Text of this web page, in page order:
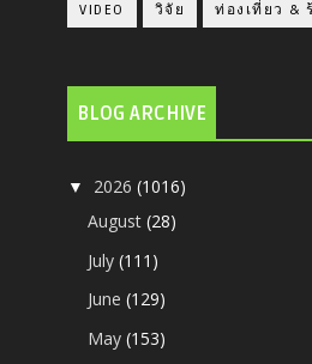
VIDEO วิจัย ท่องเที่ยว &
BLOG ARCHIVE
▼ 2026(1016)
August(28)
July(111)
June(129)
May(153)